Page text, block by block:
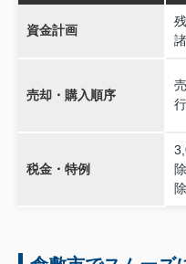
資金計画
売却・購入順序
税金・特例
除